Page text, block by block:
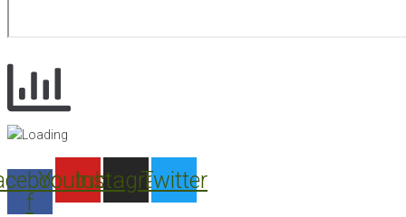
f
Youtube
Instagram
Twitter